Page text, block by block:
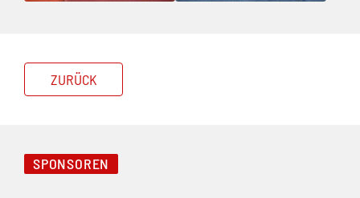
ZURÜCK
SPONSOREN